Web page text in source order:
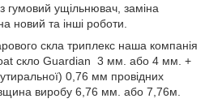
гумовий ущільнювач, заміна
новий та інші роботи.
скла триплекс наша компанія
скло Guardian 3 мм. або 4 мм. +
0,76 мм провідних
виробу 6,76 мм. або 7,76м.